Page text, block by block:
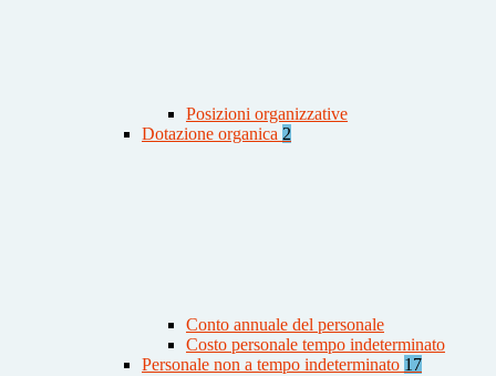
Posizioni organizzative
Dotazione organica 2
Conto annuale del personale
Costo personale tempo indeterminato
Personale non a tempo indeterminato 17